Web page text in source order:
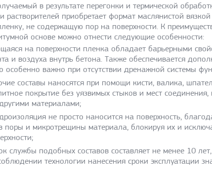
в результате перегонки и термической
приобретает формат маслянистой вязкой
не содержащую пор на поверхности. К
основе можно отнести следующие особенности:
на поверхности пленка обладает барьерными
и воздуха внутрь бетона. Также обеспечивается
важно при отсутствии дренажной системы
составы наносятся при помощи кисти, валика,
покрытие без уязвимых стыков и мест соединения,
материалами;
не просто наносится на поверхность,
поры и микротрещины материала, блокируя их и
службы подобных составов составляет не менее 10
технологии нанесения сроки эксплуатации